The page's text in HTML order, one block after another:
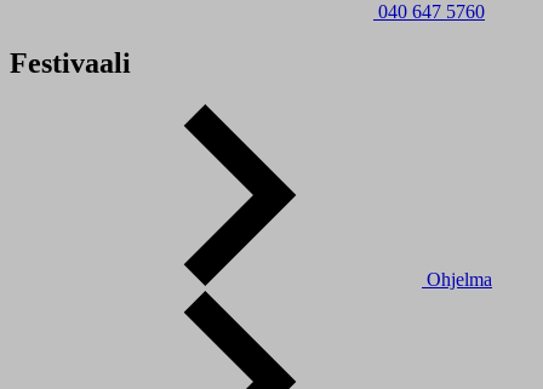
040 647 5760
Festivaali
Ohjelma